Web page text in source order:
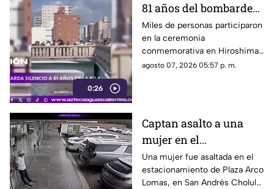
0:26
81 años del bombardeo
atómico con un minuto
de silencio
Miles de personas participaron
en la ceremonia
conmemorativa en Hiroshima,
donde se recordó a las
agosto 07, 2026 05:57 p. m.
Captan asalto a una
mujer en el
estacionamiento de
Plaza Arco Lomas
Una mujer fue asaltada en el
estacionamiento de Plaza Arco
Lomas, en San Andrés Cholula.